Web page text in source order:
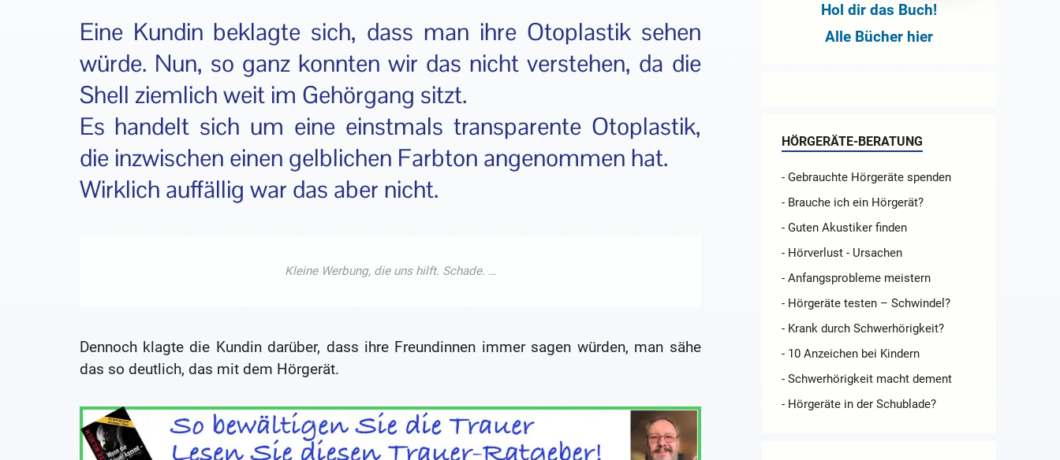
Eine Kundin beklagte sich, dass man ihre Otoplastik sehen
würde. Nun, so ganz konnten wir das nicht verstehen, da die
Shell ziemlich weit im Gehörgang sitzt.
Es handelt sich um eine einstmals transparente Otoplastik,
die inzwischen einen gelblichen Farbton angenommen hat.
Wirklich auffällig war das aber nicht.
Dennoch klagte die Kundin darüber, dass ihre Freundinnen immer sagen würden, man sähe
das so deutlich, das mit dem Hörgerät.
Hol dir das Buch!
Alle Bücher hier
HÖRGERÄTE-BERATUNG
- Gebrauchte Hörgeräte spenden
- Brauche ich ein Hörgerät?
- Guten Akustiker finden
- Hörverlust - Ursachen
- Anfangsprobleme meistern
- Hörgeräte testen – Schwindel?
- Krank durch Schwerhörigkeit?
- 10 Anzeichen bei Kindern
- Schwerhörigkeit macht dement
- Hörgeräte in der Schublade?